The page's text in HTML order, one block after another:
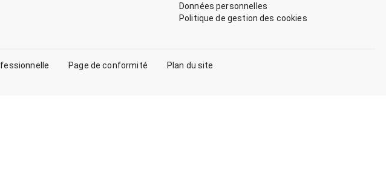
Données personnelles
Politique de gestion des cookies
Page de conformité Plan du site